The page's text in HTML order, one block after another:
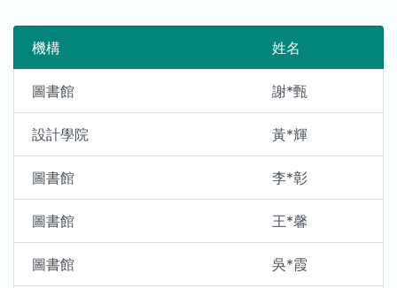
機構 姓名
圖書館 謝*甄
設計學院 黃*輝
圖書館 李*彰
圖書館 王*馨
圖書館 吳*霞